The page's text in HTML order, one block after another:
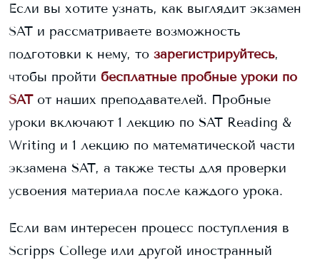
Если вы хотите узнать, как выглядит экзамен
SAT и рассматриваете возможность
подготовки к нему, то зарегистрируйтесь,
чтобы пройти бесплатные пробные уроки по
SAT от наших преподавателей. Пробные
уроки включают 1 лекцию по SAT Reading &
Writing и 1 лекцию по математической части
экзамена SAT, а также тесты для проверки
усвоения материала после каждого урока.
Если вам интересен процесс поступления в
Scripps College или другой иностранный